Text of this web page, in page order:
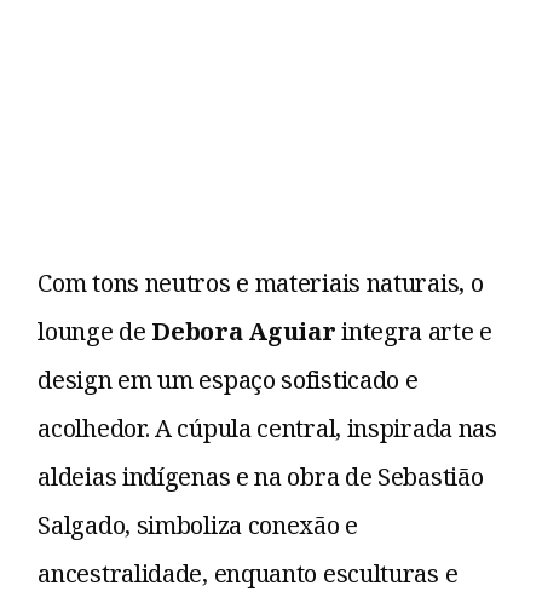
Com tons neutros e materiais naturais, o
lounge de Debora Aguiarintegra arte e
design em um espaço sofisticado e
acolhedor. A cúpula central, inspirada nas
aldeias indígenas e na obra de Sebastião
Salgado, simboliza conexão e
ancestralidade, enquanto esculturas e